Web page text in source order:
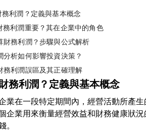
務利潤？定義與基本概念
務利潤重要？其在企業中的角色
財務利潤？步驟與公式解析
分析如何影響投資決策？
務利潤誤區及其正確理解
務利潤？定義與基本概念
業在一段特定期間內，經營活動所產
企業用來衡量經營效益和財務健康狀